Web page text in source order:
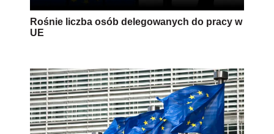
Rośnie liczba osób delegowanych do pracy w
UE